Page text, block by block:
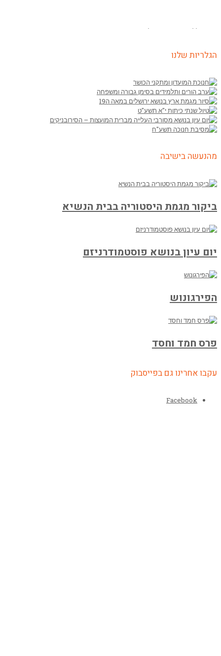
הגלריות שלנו
מהנעשה בישיבה
ביקור מגמת היסטוריה בבית הנשיא
יום עיון בנושא פוסטמודרניזם
הפירגונוש
פרס חמד וחסד
עקבו אחרינו גם בפייסבוק
Facebook